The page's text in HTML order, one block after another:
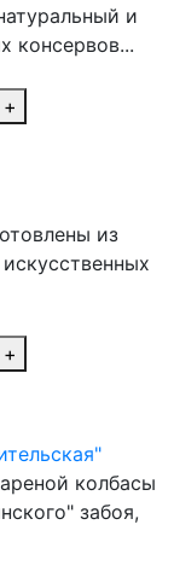
и
консервов...
+
из
+
колбасы
забоя,